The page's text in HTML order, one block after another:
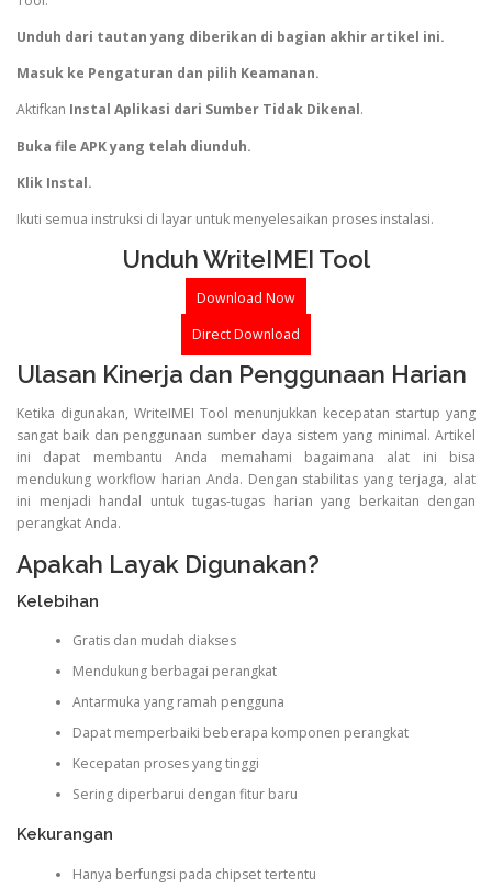
Unduh dari tautan yang diberikan di bagian akhir artikel ini.
Masuk ke Pengaturan dan pilih Keamanan.
Aktifkan Instal Aplikasi dari Sumber Tidak Dikenal.
Buka file APK yang telah diunduh.
Klik Instal.
Ikuti semua instruksi di layar untuk menyelesaikan proses instalasi.
Unduh WriteIMEI Tool
Download Now
Direct Download
Ulasan Kinerja dan Penggunaan Harian
Ketika digunakan, WriteIMEI Tool menunjukkan kecepatan startup yang
sangat baik dan penggunaan sumber daya sistem yang minimal. Artikel
ini dapat membantu Anda memahami bagaimana alat ini bisa
mendukung workflow harian Anda. Dengan stabilitas yang terjaga, alat
ini menjadi handal untuk tugas-tugas harian yang berkaitan dengan
perangkat Anda.
Apakah Layak Digunakan?
Kelebihan
Gratis dan mudah diakses
Mendukung berbagai perangkat
Antarmuka yang ramah pengguna
Dapat memperbaiki beberapa komponen perangkat
Kecepatan proses yang tinggi
Sering diperbarui dengan fitur baru
Kekurangan
Hanya berfungsi pada chipset tertentu